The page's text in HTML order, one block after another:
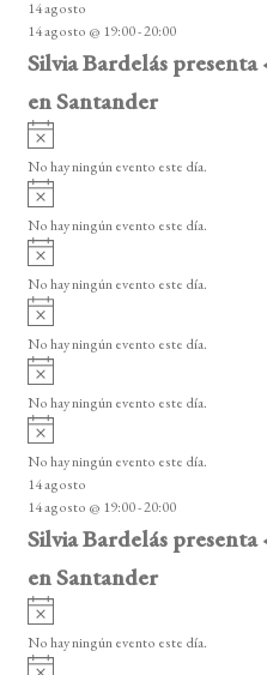
s
o
14 agosto
14 agosto @ 19:00-20:00
Silvia Bardelás
en Santander
A
v
i
o
No hay ningún evento este día.
A
v
i
o
No hay ningún evento este día.
A
v
i
o
No hay ningún evento este día.
A
v
i
o
No hay ningún evento este día.
A
v
i
o
No hay ningún evento este día.
A
v
i
s
o
No hay ningún evento este día.
14 agosto
14 agosto @ 19:00-20:00
Silvia Bardelás
en Santander
A
v
i
No hay ningún evento este día.
A